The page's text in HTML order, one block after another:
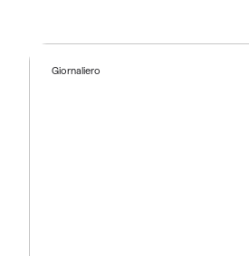
Giornaliero